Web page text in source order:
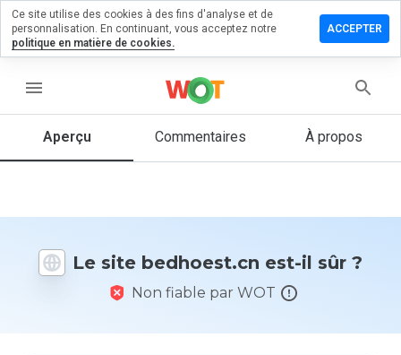
menu
Aperçu Commentaires À propos
Le site bedhoest.cn est-il sûr ?
Non fiable par WOT
un
1 et 5
vous à ce
site ?
Ce site utilise des cookies à des fins d'analyse et de
personnalisation. En continuant, vous acceptez notre
politique en matière de cookies.
ACCEPTER